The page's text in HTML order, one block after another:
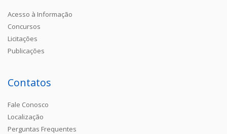
Acesso à Informação
Concursos
Licitações
Publicações
Contatos
Fale Conosco
Localização
Perguntas Frequentes